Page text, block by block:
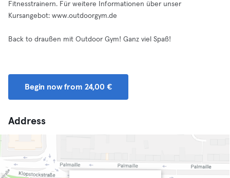
Fitnesstrainern. Für weitere Informationen über unser
Kursangebot: www.outdoorgym.de
Back to draußen mit Outdoor Gym! Ganz viel Spaß!
Begin now from 24,00 €
Address